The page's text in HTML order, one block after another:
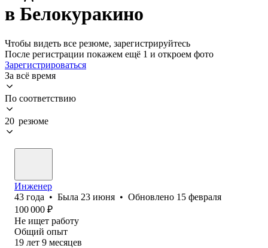
в Белокуракино
Чтобы видеть все резюме, зарегистрируйтесь
После регистрации покажем ещё 1 и откроем фото
Зарегистрироваться
За всё время
По соответствию
20 резюме
Инженер
43 года • Была 23 июня • Обновлено 15 февраля
100 000 ₽
Не ищет работу
Общий опыт
19 лет 9 месяцев